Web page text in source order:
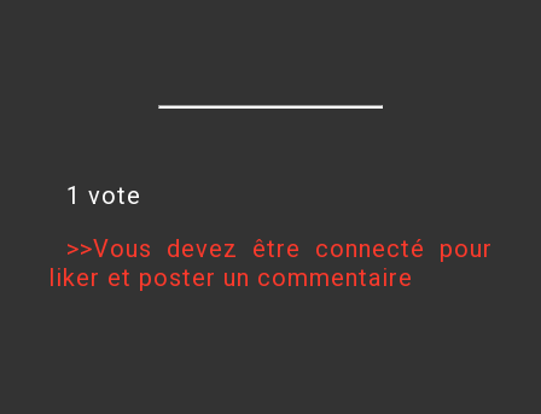
1 vote
>>Vous devez être connecté pour
liker et poster un commentaire